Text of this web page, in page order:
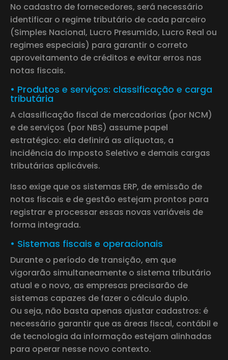
No cadastro de fornecedores, será necessário
identificar o regime tributário de cada parceiro
(Simples Nacional, Lucro Presumido, Lucro Real ou
regimes especiais) para garantir o correto
aproveitamento de créditos e evitar erros nas
notas fiscais.
• Produtos e serviços: classificação e carga
tributária
A classificação fiscal de mercadorias (por NCM)
e de serviços (por NBS) assume papel
estratégico: ela definirá as alíquotas, a
incidência do Imposto Seletivo e demais cargas
tributárias aplicáveis.
Isso exige que os sistemas ERP, de emissão de
notas fiscais e de gestão estejam prontos para
registrar e processar essas novas variáveis de
forma integrada.
• Sistemas fiscais e operacionais
Durante o período de transição, em que
vigorarão simultaneamente o sistema tributário
atual e o novo, as empresas precisarão de
sistemas capazes de fazer o cálculo duplo.
Ou seja, não basta apenas ajustar cadastros: é
necessário garantir que as áreas fiscal, contábil e
de tecnologia da informação estejam alinhadas
para operar nesse novo contexto.